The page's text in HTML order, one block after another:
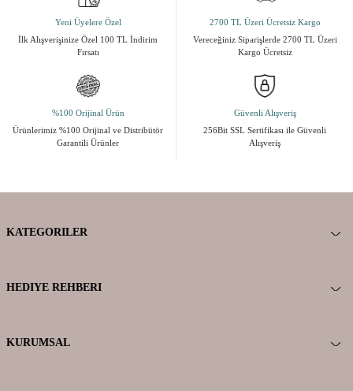
Yeni Üyelere Özel
İlk Alışverişinize Özel 100 TL İndirim
Fırsatı
2700 TL Üzeri Ücretsiz Kargo
Vereceğiniz Siparişlerde 2700 TL Üzeri
Kargo Ücretsiz
%100 Orijinal Ürün
Ürünlerimiz %100 Orijinal ve Distribütör
Garantili Ürünler
Güvenli Alışveriş
256Bit SSL Sertifikası ile Güvenli
Alışveriş
KATEGORILER
HEDIYE REHBERI
KURUMSAL